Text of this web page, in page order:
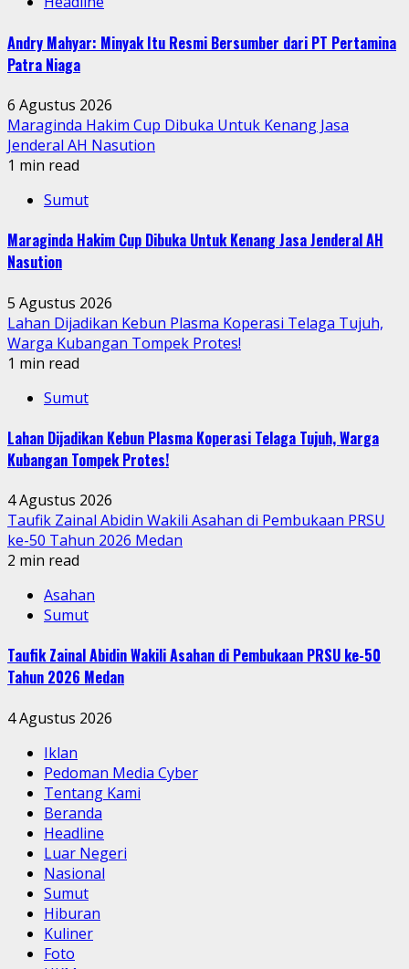
Andry Mahyar: Minyak Itu Resmi Bersumber dari PT Pertamina
Patra Niaga
6 Agustus 2026
Maraginda Hakim Cup Dibuka Untuk Kenang Jasa
Jenderal AH Nasution
1 min read
Sumut
Maraginda Hakim Cup Dibuka Untuk Kenang Jasa Jenderal AH
Nasution
5 Agustus 2026
Lahan Dijadikan Kebun Plasma Koperasi Telaga Tujuh,
Warga Kubangan Tompek Protes!
1 min read
Sumut
Lahan Dijadikan Kebun Plasma Koperasi Telaga Tujuh, Warga
Kubangan Tompek Protes!
4 Agustus 2026
Taufik Zainal Abidin Wakili Asahan di Pembukaan PRSU
ke-50 Tahun 2026 Medan
2 min read
Asahan
Sumut
Taufik Zainal Abidin Wakili Asahan di Pembukaan PRSU ke-50
Tahun 2026 Medan
4 Agustus 2026
Iklan
Pedoman Media Cyber
Tentang Kami
Beranda
Headline
Luar Negeri
Nasional
Sumut
Hiburan
Kuliner
Foto